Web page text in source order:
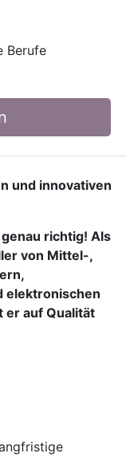
Berufe
und innovativen
richtig! Als
von Mittel-,
elektronischen
er auf Qualität